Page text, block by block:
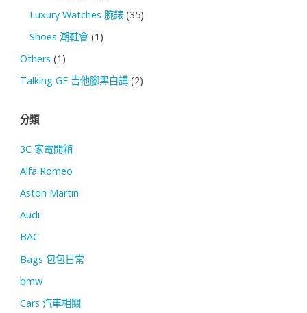
Luxury Watches 腕錶 (35)
Shoes 潮鞋會 (1)
Others (1)
Talking GF 吉他腳黑白講(2)
分類
3C 家電開箱
Alfa Romeo
Aston Martin
Audi
BAC
Bags 包包日常
bmw
Cars 汽車相關